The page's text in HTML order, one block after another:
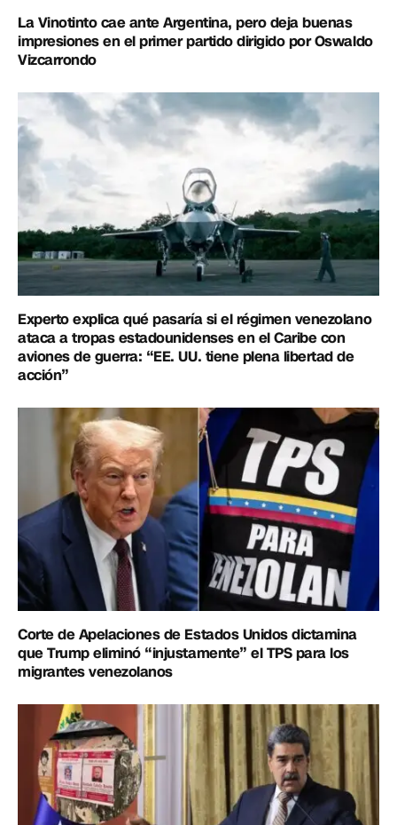
La Vinotinto cae ante Argentina, pero deja buenas
impresiones en el primer partido dirigido por Oswaldo
Vizcarrondo
Experto explica qué pasaría si el régimen venezolano
ataca a tropas estadounidenses en el Caribe con
aviones de guerra: “EE. UU. tiene plena libertad de
acción”
Corte de Apelaciones de Estados Unidos dictamina
que Trump eliminó “injustamente” el TPS para los
migrantes venezolanos